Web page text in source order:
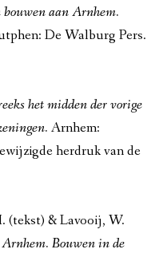
bouwen aan Arnhem.
De Walburg Pers.
het midden der vorige
Arnhem:
herdruk van de
(tekst) & Lavooij, W.
Bouwen in de